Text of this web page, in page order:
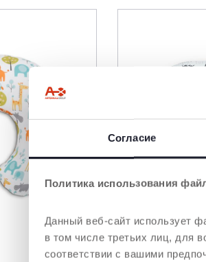
Согласие
Политика использования
Данный веб-сайт использует
в том числе третьих лиц, для
соответствии с вашими
3 Цвета